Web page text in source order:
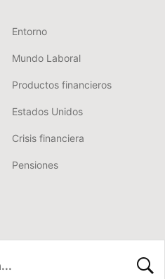
Entorno
Mundo Laboral
Productos financieros
Estados Unidos
Crisis financiera
Pensiones